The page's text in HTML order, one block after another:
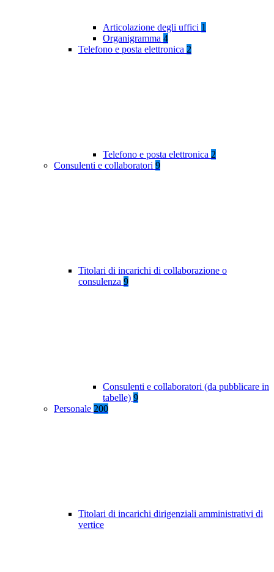
Articolazione degli uffici 1
Organigramma 4
Telefono e posta elettronica 2
Telefono e posta elettronica 2
Consulenti e collaboratori 9
Titolari di incarichi di collaborazione o
consulenza 9
Consulenti e collaboratori (da pubblicare in
tabelle) 9
Personale 200
Titolari di incarichi dirigenziali amministrativi di
vertice